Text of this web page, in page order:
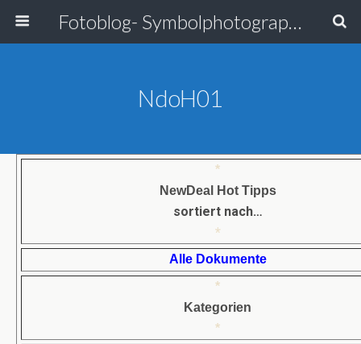
Fotoblog- Symbolphotographie
NdoH01
*
NewDeal Hot Tipps
sortiert nach…
*
Alle Dokumente
*
Kategorien
*